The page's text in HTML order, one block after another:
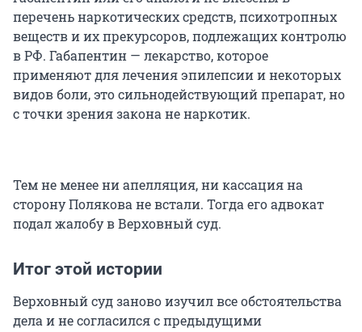
перечень наркотических средств, психотропных
веществ и их прекурсоров, подлежащих контролю
в РФ. Габапентин — лекарство, которое
применяют для лечения эпилепсии и некоторых
видов боли, это сильнодействующий препарат, но
с точки зрения закона не наркотик.
Тем не менее ни апелляция, ни кассация на
сторону Полякова не встали. Тогда его адвокат
подал жалобу в Верховный суд.
Итог этой истории
Верховный суд заново изучил все обстоятельства
дела и не согласился с предыдущими